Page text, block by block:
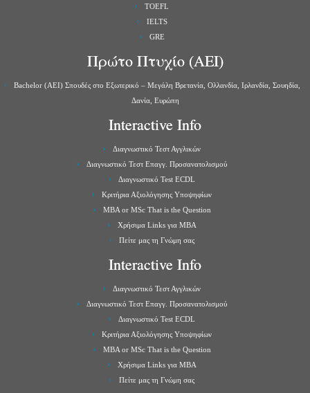
TOEFL
IELTS
GRE
Πρώτο Πτυχίο (ΑΕΙ)
Bachelor (ΑΕΙ) Σπουδές στο Εξωτερικό – Μεγάλη Βρετανία, Ολλανδία, Ιρλανδία, Σουηδία,
Δανία, Ευρώπη
Interactive Info
Διαγνωστικό Τεστ Αγγλικών
Διαγνωστικό Τεστ Επαγγ. Προσανατολισμού
Διαγνωστικό Test ECDL
Κριτήρια Αξιολόγησης Υποψηφίων
MBA or MSc That is the Question
Χρήσιμα Links για ΜBA
Πείτε μας τη Γνώμη σας
Interactive Info
Διαγνωστικό Τεστ Αγγλικών
Διαγνωστικό Τεστ Επαγγ. Προσανατολισμού
Διαγνωστικό Test ECDL
Κριτήρια Αξιολόγησης Υποψηφίων
MBA or MSc That is the Question
Χρήσιμα Links για ΜBA
Πείτε μας τη Γνώμη σας